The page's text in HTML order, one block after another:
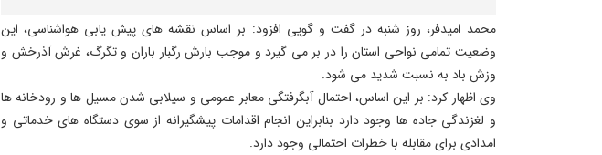
محمد امیدفر، روز شنبه در گفت و گویی افزود: بر اساس نقشه های پیش یابی هواشناسی، این
وضعیت تمامی نواحی استان را در بر می گیرد و موجب بارش رگبار باران و تگرگ، غرش آذرخش و
وزش باد به نسبت شدید می شود.
وی اظهار کرد: بر این اساس، احتمال آبگرفتگی معابر عمومی و سیلابی شدن مسیل ها و رودخانه ها
و لغزندگی جاده ها وجود دارد بنابراین انجام اقدامات پیشگیرانه از سوی دستگاه های خدماتی و
امدادی برای مقابله با خطرات احتمالی وجود دارد.